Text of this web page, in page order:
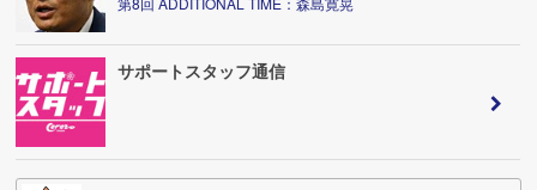
サポートスタッフ通信